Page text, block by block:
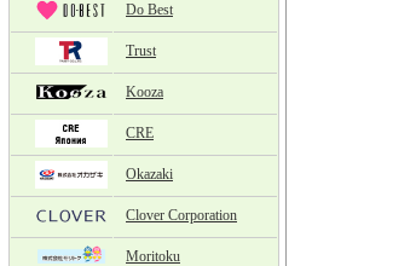
Do Best
Trust
Kooza
CRE
Okazaki
Clover Corporation
Moritoku